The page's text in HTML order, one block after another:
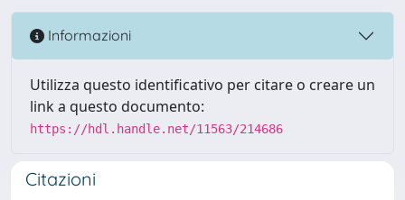
Informazioni
Utilizza questo identificativo per citare o creare un
link a questo documento:
https://hdl.handle.net/11563/214686
Citazioni